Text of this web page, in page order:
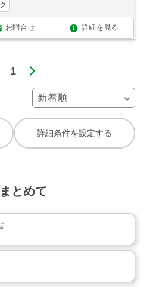
お問合せ 詳細を見る
1
詳細条件を設定する
とめて